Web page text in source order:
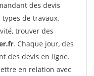
des devis
de travaux.
trouver des
. Chaque jour, des
des devis en ligne.
en relation avec